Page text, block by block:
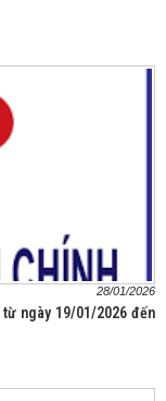
28/01/2026
ngày 19/01/2026 đến